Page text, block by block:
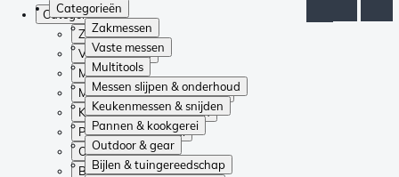
Categorieën
Zakmessen
Vaste messen
Multitools
Messen slijpen & onderhoud
Keukenmessen & snijden
Pannen & kookgerei
Outdoor & gear
Bijlen & tuingereedschap
Categorieën
Zakmessen
Vaste messen
Multitools
Messen slijpen & onderhoud
Keukenmessen & snijden
Pannen & kookgerei
Outdoor & gear
Bijlen & tuingereedschap